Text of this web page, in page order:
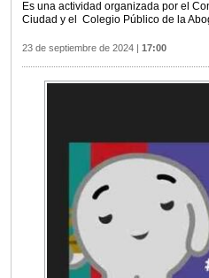
Es una actividad organizada por el
Ciudad y el Colegio Público de la
23 de septiembre de 2024 | 17:00